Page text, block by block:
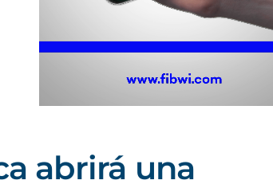
abrirá una